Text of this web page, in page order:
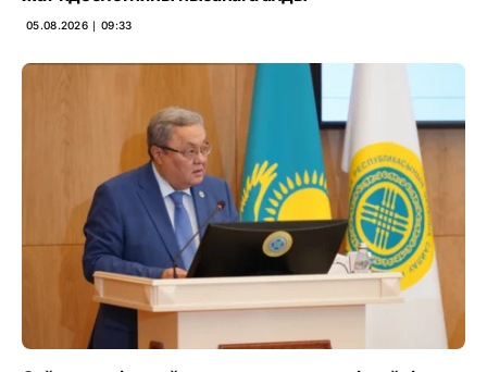
05.08.2026 ∣ 09:33